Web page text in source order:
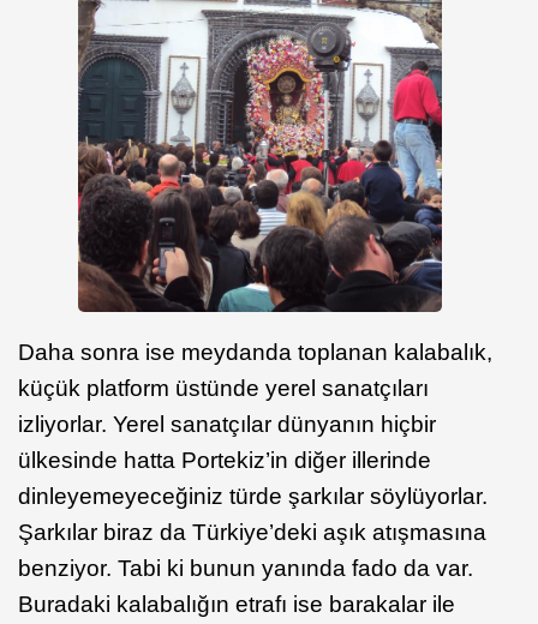
Daha sonra ise meydanda toplanan kalabalık,
küçük platform üstünde yerel sanatçıları
izliyorlar. Yerel sanatçılar dünyanın hiçbir
ülkesinde hatta Portekiz’in diğer illerinde
dinleyemeyeceğiniz türde şarkılar söylüyorlar.
Şarkılar biraz da Türkiye’deki aşık atışmasına
benziyor. Tabi ki bunun yanında fado da var.
Buradaki kalabalığın etrafı ise barakalar ile